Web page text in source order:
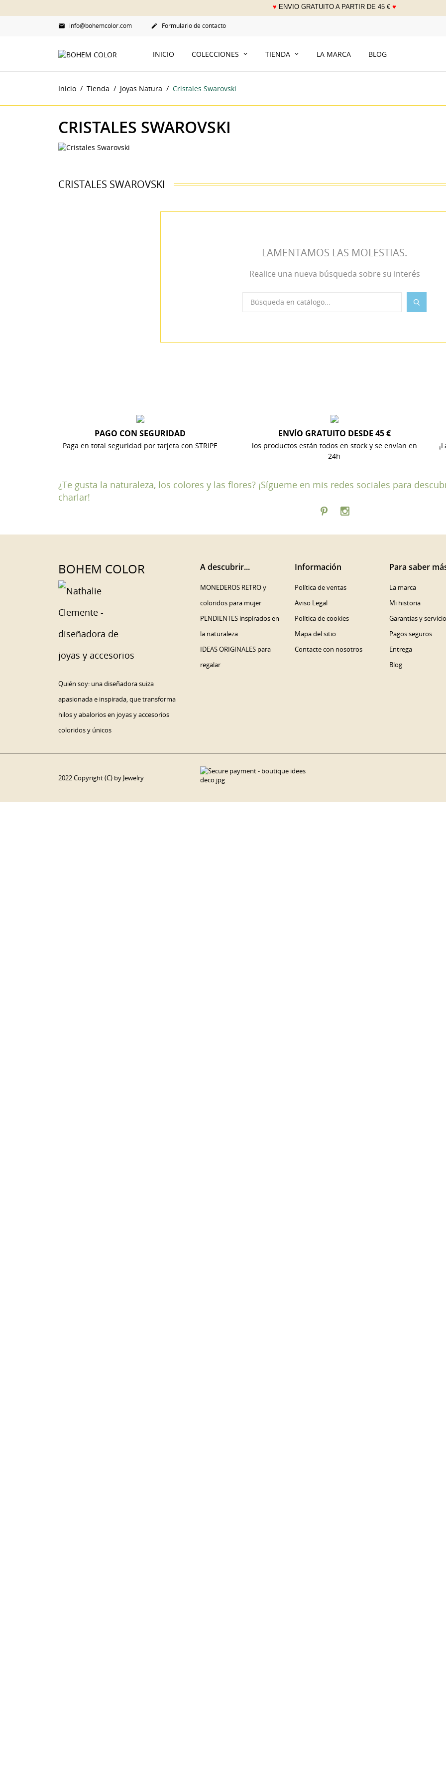
♥ ENVIO GRATUITO A PARTIR DE 45 € ♥
___
 info@bohemcolor.com  Formulario de contacto
INICIO COLECCIONES TIENDA LA MARCA BLOG
Inicio Tienda Joyas Natura Cristales Swarovski
CRISTALES SWAROVSKI
CRISTALES SWAROVSKI
LAMENTAMOS LAS MOLESTIAS.
Realice una nueva búsqueda sobre su interés
PAGO CON SEGURIDAD
Paga en total seguridad por tarjeta con STRIPE
ENVÍO GRATUITO DESDE 45 €
los productos están todos en stock y se envían en
24h
¿Te gusta la naturaleza, los colores y las flores? ¡Sígueme en mis redes sociales para
charlar!
BOHEM COLOR
Quién soy: una diseñadora suiza
apasionada e inspirada, que transforma
hilos y abalorios en joyas y accesorios
coloridos y únicos
A descubrir...
MONEDEROS RETRO y
coloridos para mujer
PENDIENTES inspirados en
la naturaleza
IDEAS ORIGINALES para
regalar
Información
Política de ventas
Aviso Legal
Política de cookies
Mapa del sitio
Contacte con nosotros
Para saber
La marca
Mi historia
Garantías y
Pagos seguros
Entrega
Blog
((MODALTITLE))
INICIAR SESIÓN
2022 Copyright (C) by Jewelry